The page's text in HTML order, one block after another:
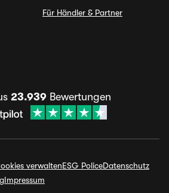
Für Händler & Partner
23.939 Bewertungen
verwaltenESG PoliceDatenschutz
Impressum